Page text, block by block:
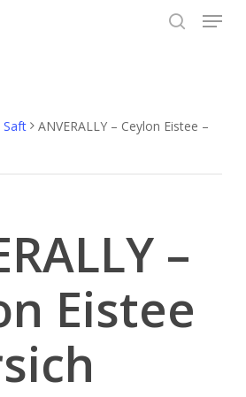
Menu
Saft
ANVERALLY – Ceylon Eistee –
–
Eistee